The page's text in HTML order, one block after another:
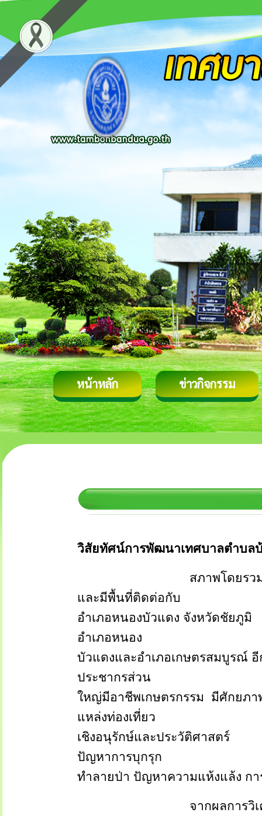
หน้าหลัก ข่าวกิจกรรม
วิสัยทัศน์การพัฒนาเทศบาลตำบล
สภาพโดยรว
และมีพื้นที่ติดต่อกับ
อำเภอหนองบัวแดง จังหวัดชัยภูมิ
อำเภอหนอง
บัวแดงและอำเภอเกษตรสมบูรณ์ อี
ประชากรส่วน
ใหญ่มีอาชีพเกษตรกรรม มีศักยภา
แหล่งท่องเที่ยว
เชิงอนุรักษ์และประวัติศาสตร์
ปัญหาการบุกรุก
ทำลายป่า ปัญหาความแห้งแล้ง กา
จากผลการวิ